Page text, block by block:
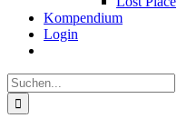
Kompendium
Login
Suche
nach: